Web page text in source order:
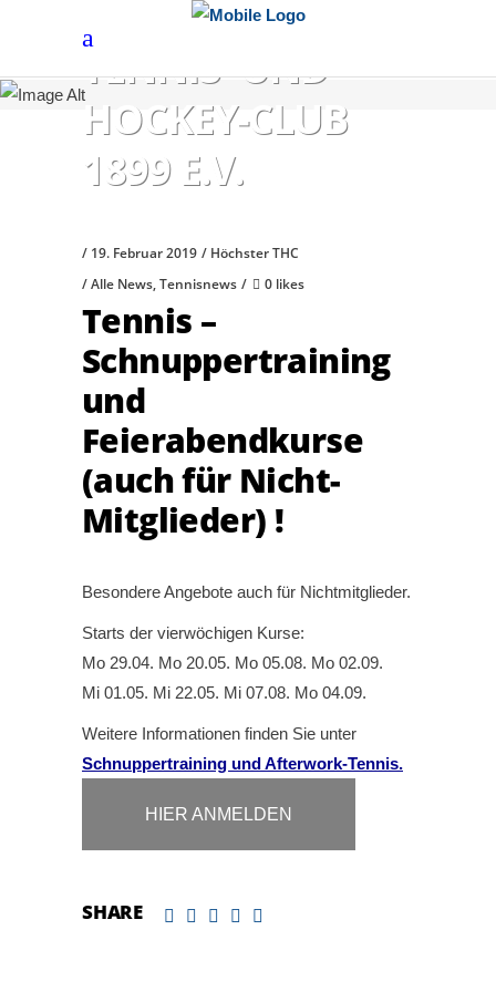
HÖCHSTER
TENNIS- UND
HOCKEY-CLUB
1899 E.V.
19. Februar 2019
Höchster THC
Alle News,Tennisnews 0 likes
Tennis –
Schnuppertraining
und
Feierabendkurse
(auch für Nicht-
Mitglieder) !
Besondere Angebote auch für Nichtmitglieder.
Starts der vierwöchigen Kurse:
Mo 29.04. Mo 20.05. Mo 05.08. Mo 02.09.
Mi 01.05. Mi 22.05. Mi 07.08. Mo 04.09.
Weitere Informationen finden Sie unter
Schnuppertraining und Afterwork-Tennis.
HIER ANMELDEN
SHARE